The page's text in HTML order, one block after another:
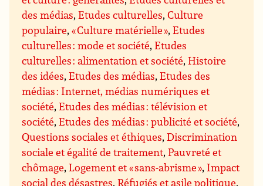
des médias,Etudes culturelles,Culture
populaire,« Culture matérielle »,Etudes
culturelles : mode et société,Etudes
culturelles : alimentation et société,Histoire
des idées,Etudes des médias,Etudes des
médias : Internet, médias numériques et
société,Etudes des médias : télévision et
société,Etudes des médias : publicité et société,
Questions sociales et éthiques,Discrimination
sociale et égalité de traitement,Pauvreté et
chômage,Logement et « sans-abrisme », Impact
social des désastres,Réfugiés et asile politique,